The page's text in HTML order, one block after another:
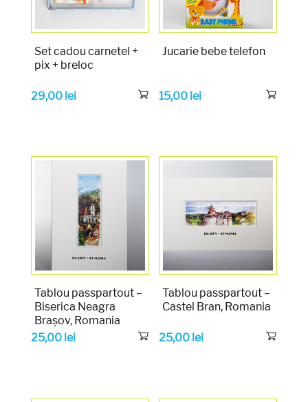
Set cadou carnetel +
pix + breloc
29,00 lei
Jucarie bebe telefon
15,00 lei
Tablou passpartout –
Biserica Neagra
Brașov, Romania
25,00 lei
Tablou passpartout –
Castel Bran, Romania
25,00 lei